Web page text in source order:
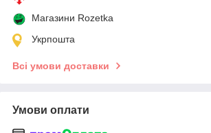
Магазини Rozetka
Укрпошта
Всі умови доставки
Умови оплати